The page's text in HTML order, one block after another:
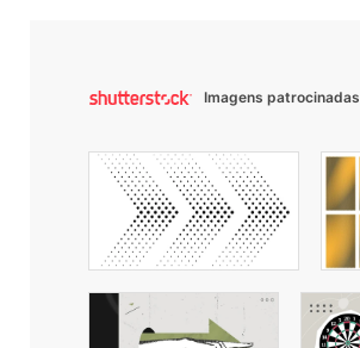
Imagens patrocinadas